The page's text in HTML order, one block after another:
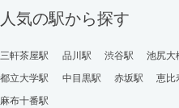
人気の駅から探す
三軒茶屋駅 品川駅 渋谷駅 池尻大
都立大学駅
中目黒駅 赤坂駅 恵比
麻布十番駅